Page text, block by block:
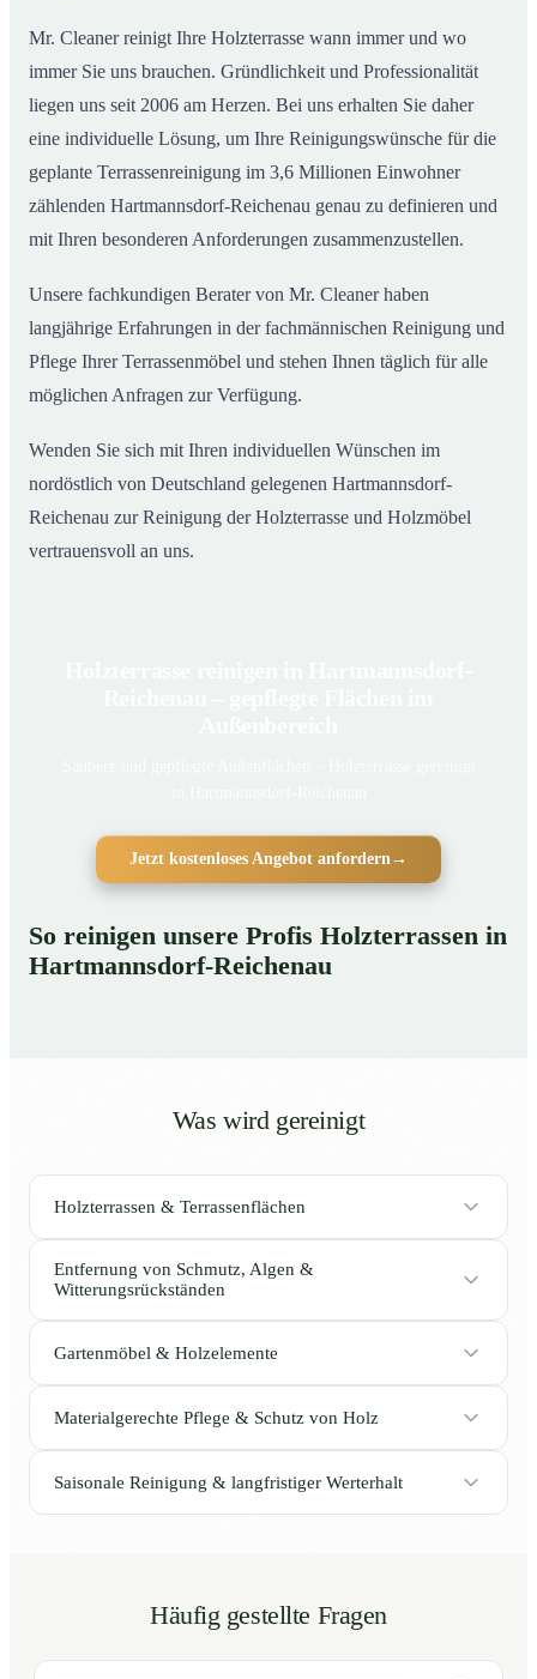
Mr. Cleaner reinigt Ihre Holzterrasse wann immer und wo
immer Sie uns brauchen. Gründlichkeit und Professionalität
liegen uns seit 2006 am Herzen. Bei uns erhalten Sie daher
eine individuelle Lösung, um Ihre Reinigungswünsche für die
geplante Terrassenreinigung im 3,6 Millionen Einwohner
zählenden Hartmannsdorf-Reichenau genau zu definieren und
mit Ihren besonderen Anforderungen zusammenzustellen.
Unsere fachkundigen Berater von Mr. Cleaner haben
langjährige Erfahrungen in der fachmännischen Reinigung und
Pflege Ihrer Terrassenmöbel und stehen Ihnen täglich für alle
möglichen Anfragen zur Verfügung.
Wenden Sie sich mit Ihren individuellen Wünschen im
nordöstlich von Deutschland gelegenen Hartmannsdorf-
Reichenau zur Reinigung der Holzterrasse und Holzmöbel
vertrauensvoll an uns.
Jetzt kostenloses Angebot anfordern→
So reinigen unsere Profis Holzterrassen in
Hartmannsdorf-Reichenau
Was wird gereinigt
Holzterrassen & Terrassenflächen
Entfernung von Schmutz, Algen &
Witterungsrückständen
Gartenmöbel & Holzelemente
Materialgerechte Pflege & Schutz von Holz
Saisonale Reinigung & langfristiger Werterhalt
Häufig gestellte Fragen